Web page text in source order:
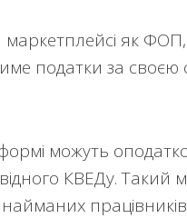
як ФОП,
податки за своєю
можуть
КВЕДу. Такий
працівників